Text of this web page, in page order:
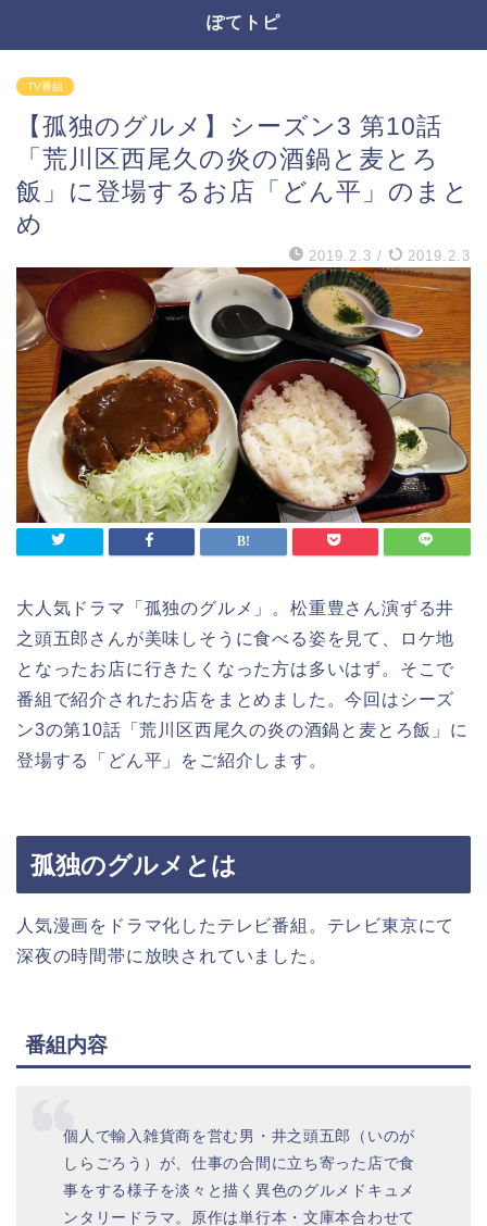
ぽてトピ
TV番組
【孤独のグルメ】シーズン3 第10話
「荒川区西尾久の炎の酒鍋と麦とろ
飯」に登場するお店「どん平」のまと
め
2019.2.3 / 2019.2.3
大人気ドラマ「孤独のグルメ」。松重豊さん演ずる井
之頭五郎さんが美味しそうに食べる姿を見て、ロケ地
となったお店に行きたくなった方は多いはず。そこで
番組で紹介されたお店をまとめました。今回はシーズ
ン3の第10話「荒川区西尾久の炎の酒鍋と麦とろ飯」に
登場する「どん平」をご紹介します。
孤独のグルメとは
人気漫画をドラマ化したテレビ番組。テレビ東京にて
深夜の時間帯に放映されていました。
番組内容
個人で輸入雑貨商を営む男・井之頭五郎（いのが
しらごろう）が、仕事の合間に立ち寄った店で食
事をする様子を淡々と描く異色のグルメドキュメ
ンタリードラマ。原作は単行本・文庫本合わせて